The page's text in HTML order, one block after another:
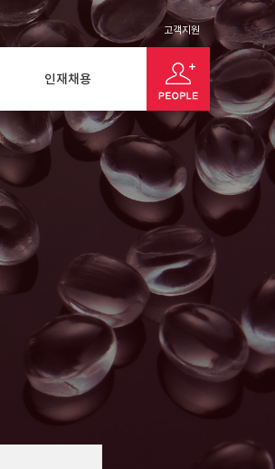
고객지원
인재채용